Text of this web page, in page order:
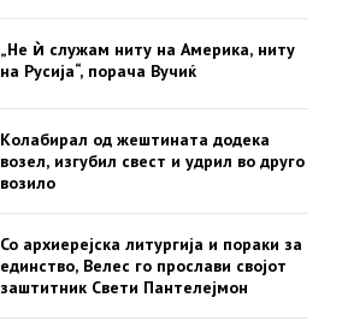
„Не ѝ служам ниту на Америка, ниту
на Русија“, порача Вучиќ
Колабирал од жештината додека
возел, изгубил свест и удрил во друго
возило
Со архиерејска литургија и пораки за
единство, Велес го прослави својот
заштитник Свети Пантелејмон